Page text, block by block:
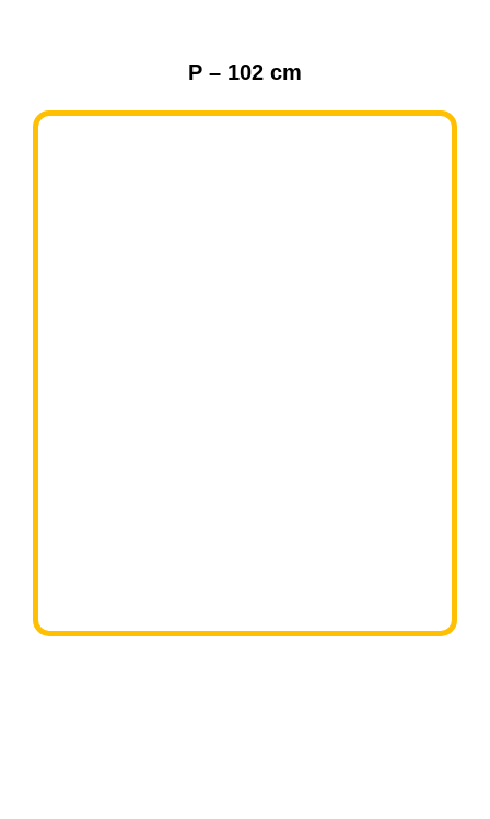
P – 102 cm